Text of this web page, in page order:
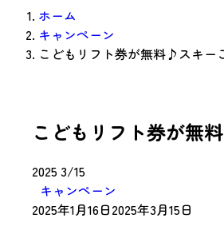
ホーム
キャンペーン
こどもリフト券が無料♪スキー
こどもリフト券が無
2025 3/15
キャンペーン
2025年1月16日2025年3月15日